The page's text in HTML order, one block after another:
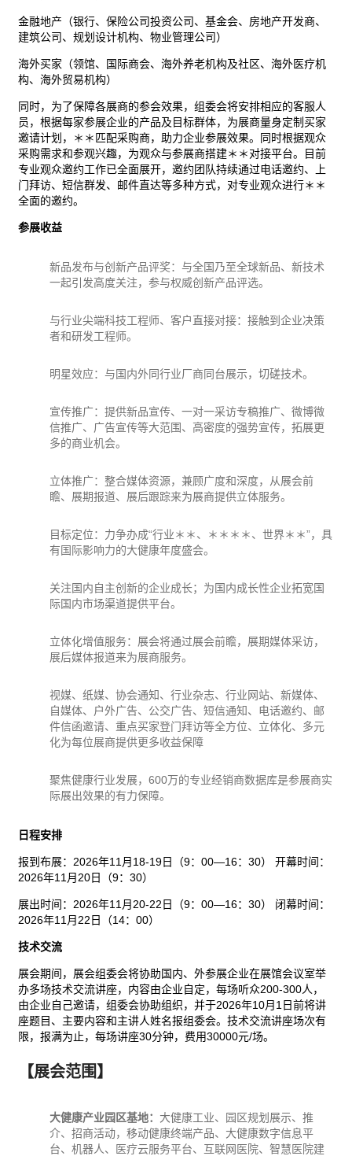
金融地产（银行、保险公司投资公司、基金会、房地产开发商、
建筑公司、规划设计机构、物业管理公司）
海外买家（领馆、国际商会、海外养老机构及社区、海外医疗机
构、海外贸易机构）
同时，为了保障各展商的参会效果，组委会将安排相应的客服人
员，根据每家参展企业的产品及目标群体，为展商量身定制买家
邀请计划，＊＊匹配采购商，助力企业参展效果。同时根据观众
采购需求和参观兴趣，为观众与参展商搭建＊＊对接平台。目前
专业观众邀约工作已全面展开，邀约团队持续通过电话邀约、上
门拜访、短信群发、邮件直达等多种方式，对专业观众进行＊＊
全面的邀约。
参展收益
新品发布与创新产品评奖：与全国乃至全球新品、新技术
一起引发高度关注，参与权威创新产品评选。
与行业尖端科技工程师、客户直接对接：接触到企业决策
者和研发工程师。
明星效应：与国内外同行业厂商同台展示，切磋技术。
宣传推广：提供新品宣传、一对一采访专稿推广、微博微
信推广、 广告宣传等大范围、高密度的强势宣传，拓展更
多的商业机会。
立体推广：整合媒体资源，兼顾广度和深度，从展会前
瞻、展期报道、展后跟踪来为展商提供立体服务。
目标定位：力争办成“行业＊＊、＊＊＊＊、世界＊＊”，具
有国际影响力的大健康年度盛会。
关注国内自主创新的企业成长；为国内成长性企业拓宽国
际国内市场渠道提供平台。
立体化增值服务：展会将通过展会前瞻，展期媒体采访，
展后媒体报道来为展商服务。
视媒、纸媒、协会通知、行业杂志、行业网站、新媒体、
自媒体、户外广告、公交广告、短信通知、电话邀约、邮
件信函邀请、重点买家登门拜访等全方位、立体化、多元
化为每位展商提供更多收益保障
聚焦健康行业发展，600万的专业经销商数据库是参展商实
际展出效果的有力保障。
日程安排
报到布展：2026年11月18-19日（9：00—16：30） 开幕时间：
2026年11月20日（9：30）
展出时间：2026年11月20-22日（9：00—16：30） 闭幕时间：
2026年11月22日（14：00）
技术交流
展会期间，展会组委会将协助国内、外参展企业在展馆会议室举
办多场技术交流讲座，内容由企业自定，每场听众200-300人，
由企业自己邀请，组委会协助组织，并于2026年10月1日前将讲
座题目、主要内容和主讲人姓名报组委会。技术交流讲座场次有
限，报满为止，每场讲座30分钟，费用30000元/场。
【展会范围】
大健康产业园区基地： 大健康工业、园区规划展示、推
介、招商活动，移动健康终端产品、大健康数字信息平
台、机器人、医疗云服务平台、互联网医院、智慧医院建